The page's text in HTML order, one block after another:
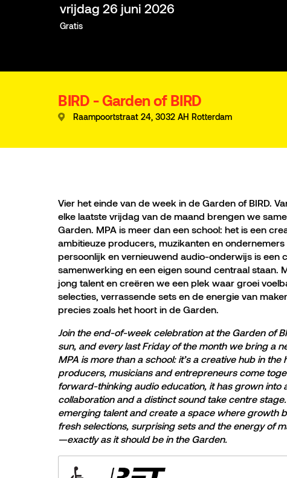
vrijdag 26 juni 2026
Gratis
BIRD - Garden of BIRD
Raampoortstraat 24, 3032 AH Rotterdam
Vier het einde van de week in de Garden of BIRD.
elke laatste vrijdag van de maand brengen we
Garden. MPA is meer dan een school: het is een
ambitieuze producers, muzikanten en
persoonlijk en vernieuwend audio-onderwijs is een
samenwerking en een eigen sound centraal staan.
jong talent en creëren we een plek waar groei
selecties, verrassende sets en de energie van
precies zoals het hoort in de Garden.
Join the end-of-week celebration at the Garden of
sun, and every last Friday of the month we bring a
MPA is more than a school: it’s a creative hub in
producers, musicians and entrepreneurs come
forward-thinking audio education, it has grown into
collaboration and a distinct sound take centre
emerging talent and create a space where growth
fresh selections, surprising sets and the energy of
—exactly as it should be in the Garden.